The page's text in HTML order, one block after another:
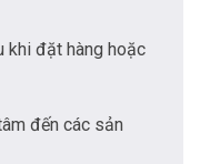
khi đặt hàng hoặc
đến các sản